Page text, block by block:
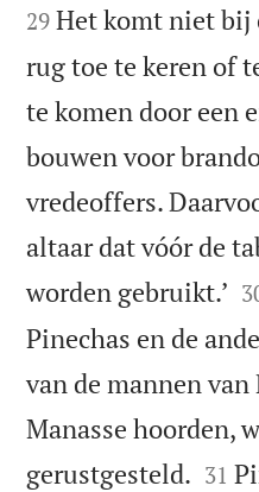
29 Het komt niet bij
rug toe te keren of
te komen door een
bouwen voor
vredeoffers.
altaar dat vóór de
worden gebruikt.’ 
Pinechas en de
van de mannen van
Manasse hoorden,
gerustgesteld. 

31